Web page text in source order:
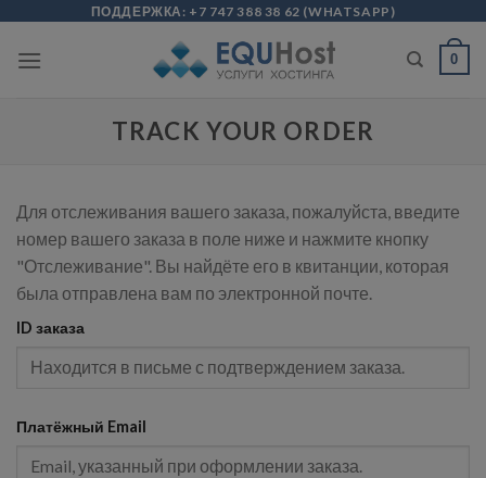
content
ПОДДЕРЖКА: +7 747 388 38 62 (WHATSAPP )
0
TRACK YOUR ORDER
Для отслеживания вашего заказа, пожалуйста, введите
номер вашего заказа в поле ниже и нажмите кнопку
"Отслеживание". Вы найдёте его в квитанции, которая
была отправлена вам по электронной почте.
ID заказа
Платёжный Email
modal-check